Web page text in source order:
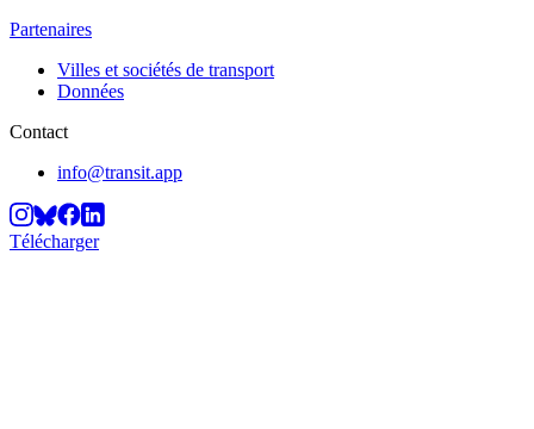
Partenaires
Villes et sociétés de transport
Données
Contact
info@transit.app
Télécharger